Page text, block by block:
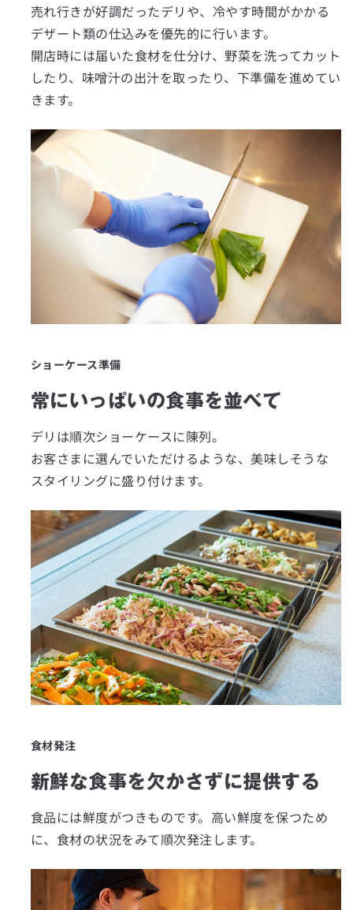
売れ行きが好調だったデリや、冷やす時間がかかる
デザート類の仕込みを優先的に行います。
開店時には届いた食材を仕分け、野菜を洗ってカット
したり、味噌汁の出汁を取ったり、下準備を進めてい
きます。
ショーケース準備
常にいっぱいの食事を並べて
デリは順次ショーケースに陳列。
お客さまに選んでいただけるような、美味しそうな
スタイリングに盛り付けます。
食材発注
新鮮な食事を欠かさずに提供する
食品には鮮度がつきものです。高い鮮度を保つため
に、食材の状況をみて順次発注します。